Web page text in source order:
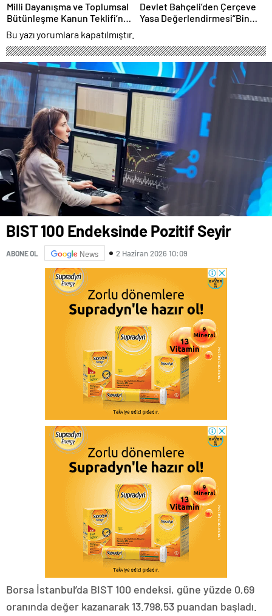
Milli Dayanışma ve Toplumsal
Bütünleşme Kanun Teklifi’nin
Gerekçesi Açıklandı
Devlet Bahçeli’den Çerçeve
Yasa Değerlendirmesi“Bin
Bu yazı yorumlara kapatılmıştır.
BIST 100 Endeksinde Pozitif Seyir
ABONE OL News 2 Haziran 2026 10:09
Borsa İstanbul’da BIST 100 endeksi, güne yüzde 0,69
oranında değer kazanarak 13.798,53 puandan başladı.